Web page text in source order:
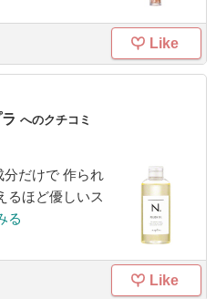
Like
へのクチコミ
分だけで 作られ
るほど優しいス
る
Like